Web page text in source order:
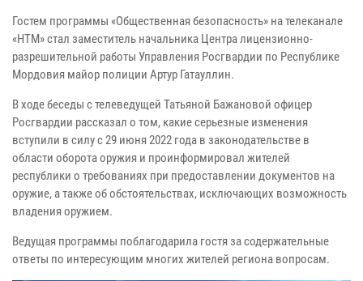
Гостем программы «Общественная безопасность» на телеканале
«НТМ» стал заместитель начальника Центра лицензионно-
разрешительной работы Управления Росгвардии по Республике
Мордовия майор полиции Артур Гатауллин.
В ходе беседы с телеведущей Татьяной Бажановой офицер
Росгвардии рассказал о том, какие серьезные изменения
вступили в силу с 29 июня 2022 года в законодательстве в
области оборота оружия и проинформировал жителей
республики о требованиях при предоставлении документов на
оружие, а также об обстоятельствах, исключающих возможность
владения оружием.
Ведущая программы поблагодарила гостя за содержательные
ответы по интересующим многих жителей региона вопросам.